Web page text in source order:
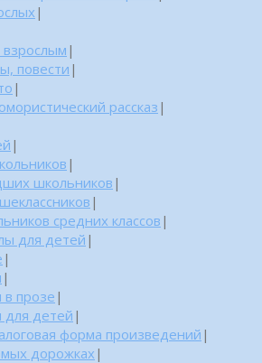
|
взрослым |
повести |
|
рассказ|
|
|
школьников |
|
средних классов |
для детей |
|
|
в прозе |
для детей|
форма произведений |
дорожках|